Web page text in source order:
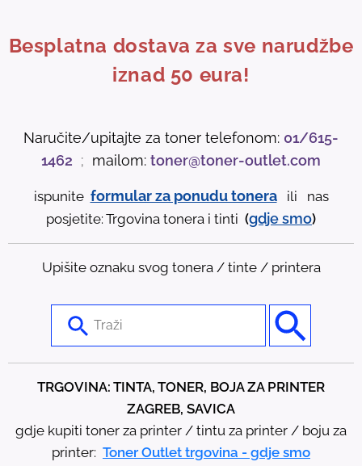
Besplatna dostava za sve narudžbe
iznad 50 eura!
Naručite/upitajte za toner telefonom: 01/615-
1462 ; mailom: toner@toner-outlet.com
ispunite formular za ponudu tonera
ili nas
posjetite: Trgovina tonera i tinti (gdjesmo)
Upišite oznaku svog tonera / tinte / printera
t
TRGOVINA: TINTA, TONER, BOJA ZA PRINTER
ZAGREB, SAVICA
gdje kupiti toner za printer / tintu za printer / boju za
printer: Toner Outlet trgovina - gdje smo